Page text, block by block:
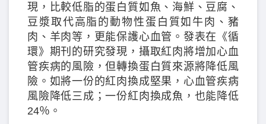
現，比較低脂的蛋白質如魚、海鮮、豆腐、
豆漿取代高脂的動物性蛋白質如牛肉、豬
肉、羊肉等，更能保護心血管。發表在《循
環》期刊的研究發現，攝取紅肉將增加心血
管疾病的風險，但轉換蛋白質來源將降低風
險。如將一份的紅肉換成堅果，心血管疾病
風險降低三成；一份紅肉換成魚，也能降低
24％。